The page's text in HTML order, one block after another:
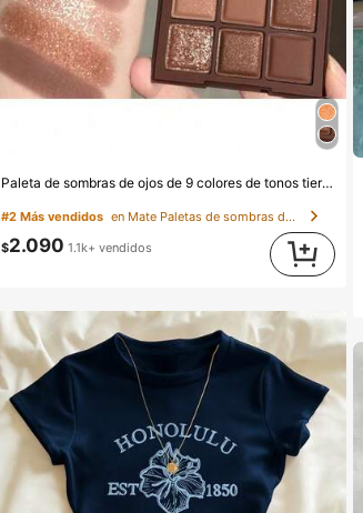
Paleta de sombras de ojos de 9 colores de tonos tierra neutros de chocolate con leche, maquillaje ligero, brillo y purpurina, herramientas de maquillaje de ojos
#2 Más vendidos en Mate Paletas de sombras de ojos
$2.090 1.1k+ vendidos